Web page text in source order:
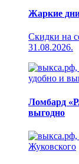
Жаркие
Скидки на
31.08.2026.
Ломбард
выгодно